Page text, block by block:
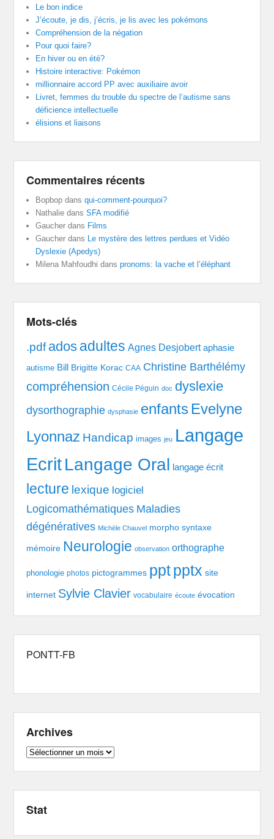
Le bon indice
J’écoute, je dis, j’écris, je lis avec les pokémons
Compréhension de la négation
Pour quoi faire?
En hiver ou en été?
Histoire interactive: Pokémon
millionnaire accord PP avec auxiliaire avoir
Livret, femmes du trouble du spectre de l’autisme sans
déficience intellectuelle
élisions et liaisons
Commentaires récents
Bopbop dansqui-comment-pourquoi?
Nathalie dansSFA modifié
Gaucher dans Films
Gaucher dans Le mystère des lettres perdues et Vidéo
Dyslexie (Apedys)
Milena Mahfoudhi danspronoms: la vache et l’éléphant
Mots-clés
.pdf ados adultes Agnes Desjobert aphasie
autisme Bill Brigitte Korac CAA Christine Barthélémy
compréhension Cécile Péguin doc dyslexie
dysorthographie dysphasie enfants Evelyne
Lyonnaz Handicap images jeu Langage
EcritLangage Oral langage écrit
lecture lexique logiciel
Logicomathématiques Maladies
dégénératives Michèle Chauvel morpho syntaxe
mémoire Neurologie observation orthographe
phonologie photos pictogrammes pptpptx site
internet Sylvie Clavier vocabulaire écoute évocation
PONTT-FB
Archives
Archives
Stat